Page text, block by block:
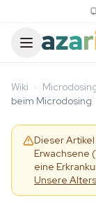
Wiki ·
beim Microdosing
Dieser
Erwachsene
eine
Unsere